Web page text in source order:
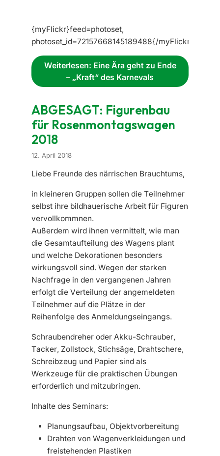
{myFlickr}feed=photoset,
photoset_id=72157668145189488{/myFlickr}
Weiterlesen: Eine Ära geht zu Ende
– „Kraft“ des Karnevals
ABGESAGT: Figurenbau
für Rosenmontagswagen
2018
12. April 2018
Liebe Freunde des närrischen Brauchtums,
in kleineren Gruppen sollen die Teilnehmer
selbst ihre bildhauerische Arbeit für Figuren
vervollkommnen.
Außerdem wird ihnen vermittelt, wie man
die Gesamtaufteilung des Wagens plant
und welche Dekorationen besonders
wirkungsvoll sind. Wegen der starken
Nachfrage in den vergangenen Jahren
erfolgt die Verteilung der angemeldeten
Teilnehmer auf die Plätze in der
Reihenfolge des Anmeldungseingangs.
Schraubendreher oder Akku-Schrauber,
Tacker, Zollstock, Stichsäge, Drahtschere,
Schreibzeug und Papier sind als
Werkzeuge für die praktischen Übungen
erforderlich und mitzubringen.
Inhalte des Seminars:
Planungsaufbau, Objektvorbereitung
Drahten von Wagenverkleidungen und
freistehenden Plastiken